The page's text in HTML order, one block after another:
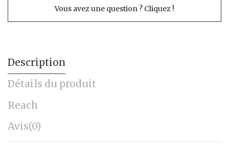
Vous avez une question ? Cliquez !
Description
Détails du produit
Reach
Avis(0)